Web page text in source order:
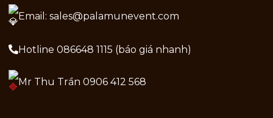
Email: sales@palamunevent.com
Hotline 086648 1115 (báo giá nhanh)
Mr Thu Trần 0906 412 568